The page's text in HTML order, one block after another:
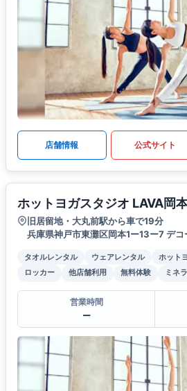
店舗情報 公式サイト
ホットヨガスタジオ LAVA岡
旧居留地・大丸前駅から車で19分
兵庫県神戸市東灘区岡本1ー13ー7 デコ
タオルレンタル ウェアレンタル ホット
ロッカー
他店舗利用 無料体験 ミネ
営業時間
ー